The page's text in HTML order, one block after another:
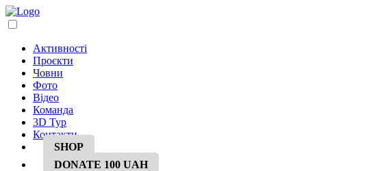
Активності
Проєкти
Човни
Фото
Відео
Команда
3D Тур
Контакти
SHOP
DONATE 100 UAH